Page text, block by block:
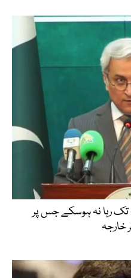
رہا نہ ہوسکے جس پر
خارجہ